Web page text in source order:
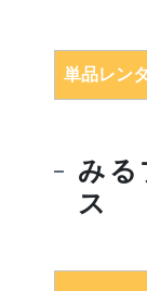
単品レン
みる
ス